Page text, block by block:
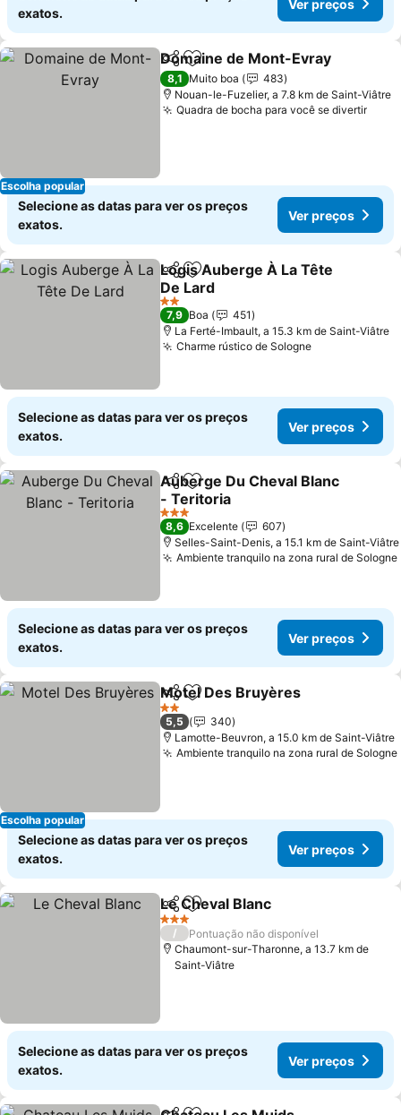
exatos.
Ver preços
Escolha popular
PartilharAdicionar aos favoritos
Domaine de Mont-Evray
8,1 Muito boa
483
Nouan-le-Fuzelier, a 7.8 km de Saint-Viâtre
Quadra de bocha para você se divertir
Selecione as datas para ver os preços
exatos.
Ver preços
PartilharAdicionar aos favoritos
Logis Auberge À La Tête
De Lard
2 Estrelas
7,9 Boa
451
La Ferté-Imbault, a 15.3 km de Saint-Viâtre
Charme rústico de Sologne
Selecione as datas para ver os preços
exatos.
Ver preços
PartilharAdicionar aos favoritos
Auberge Du Cheval Blanc
- Teritoria
3 Estrelas
8,6 Excelente
607
Selles-Saint-Denis, a 15.1 km de Saint-Viâtre
Ambiente tranquilo na zona rural de Sologne
Selecione as datas para ver os preços
exatos.
Ver preços
Escolha popular
PartilharAdicionar aos favoritos
Motel Des Bruyères
2 Estrelas
5,5
340
Lamotte-Beuvron, a 15.0 km de Saint-Viâtre
Ambiente tranquilo na zona rural de Sologne
Selecione as datas para ver os preços
exatos.
Ver preços
PartilharAdicionar aos favoritos
Le Cheval Blanc
3 Estrelas
/
Pontuação não disponível
Chaumont-sur-Tharonne, a 13.7 km de
Saint-Viâtre
Selecione as datas para ver os preços
exatos.
Ver preços